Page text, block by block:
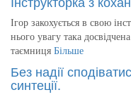
Ігор закохується в свою
нього увагу така
таємниця Більше
Без надії
синтеції.